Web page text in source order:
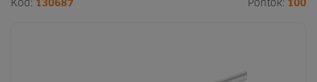
Kód: 130687 Pontok: 100